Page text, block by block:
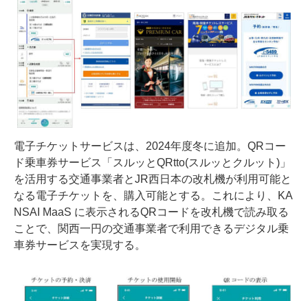
電子チケットサービスは、2024年度冬に追加。QRコー
ド乗車券サービス「スルッとQRtto(スルッとクルット)」
を活用する交通事業者とJR西日本の改札機が利用可能と
なる電子チケットを、購入可能とする。これにより、KA
NSAI MaaS に表示されるQRコードを改札機で読み取る
ことで、関西一円の交通事業者で利用できるデジタル乗
車券サービスを実現する。